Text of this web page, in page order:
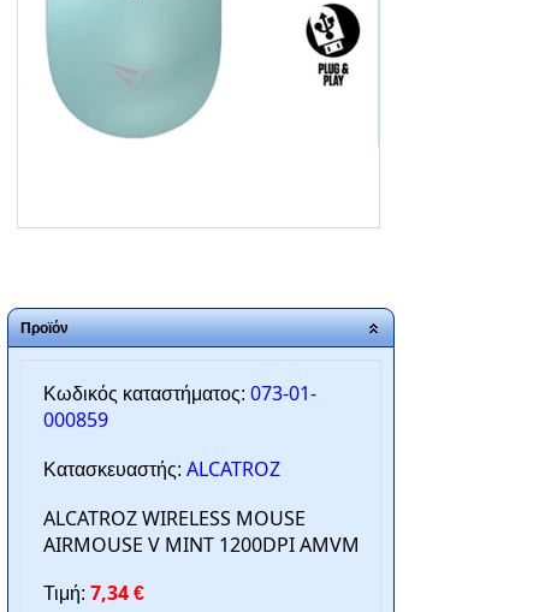
SERVICE
ΕΠΙΚΟΙΝΩΝΙΑ
Προϊόν
Κωδικός καταστήματος: 073-01-
000859
Κατασκευαστής: ALCATROZ
ALCATROZ WIRELESS MOUSE
AIRMOUSE V MINT 1200DPI AMVM
Τιμή: 7,34 €